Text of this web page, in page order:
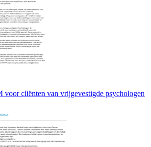
voor cliënten van vrijgevestigde psychologen